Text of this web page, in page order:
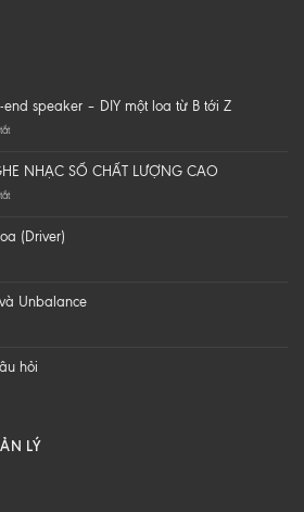
end speaker – DIY một loa từ B tới Z
ở
yourself
a
speaker
loa
Z
NHẠC SỐ CHẤT LƯỢNG CAO
ở
ĐỂ
CHẤT
(Driver)
Unbalance
hỏi
LÝ